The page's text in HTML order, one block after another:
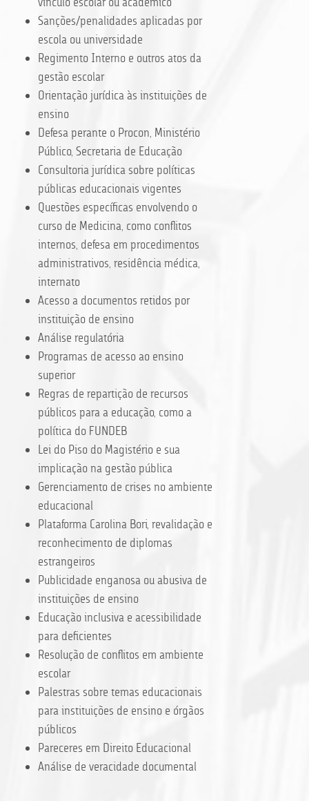
Sanções/penalidades aplicadas por
escola ou universidade
Regimento Interno e outros atos da
gestão escolar
Orientação jurídica às instituições de
ensino
Defesa perante o Procon, Ministério
Público, Secretaria de Educação
Consultoria jurídica sobre políticas
públicas educacionais vigentes
Questões específicas envolvendo o
curso de Medicina, como conflitos
internos, defesa em procedimentos
administrativos, residência médica,
internato
Acesso a documentos retidos por
instituição de ensino
Análise regulatória
Programas de acesso ao ensino
superior
Regras de repartição de recursos
públicos para a educação, como a
política do FUNDEB
Lei do Piso do Magistério e sua
implicação na gestão pública
Gerenciamento de crises no ambiente
educacional
Plataforma Carolina Bori, revalidação e
reconhecimento de diplomas
estrangeiros
Publicidade enganosa ou abusiva de
instituições de ensino
Educação inclusiva e acessibilidade
para deficientes
Resolução de conflitos em ambiente
escolar
Palestras sobre temas educacionais
para instituições de ensino e órgãos
públicos
Pareceres em Direito Educacional
Análise de veracidade documental